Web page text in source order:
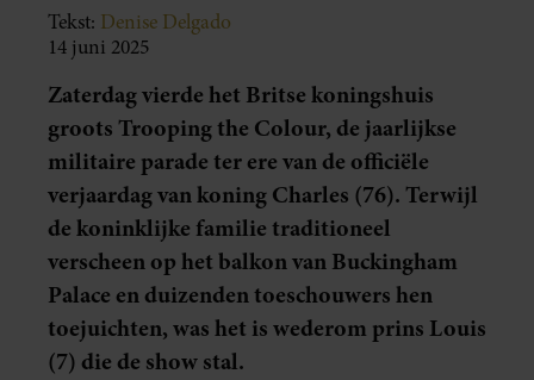
Tekst: Denise Delgado
14 juni 2025
Zaterdag vierde het Britse koningshuis
groots Trooping the Colour, de jaarlijkse
militaire parade ter ere van de officiële
verjaardag van koning Charles (76). Terwijl
de koninklijke familie traditioneel
verscheen op het balkon van Buckingham
Palace en duizenden toeschouwers hen
toejuichten, was het is wederom prins Louis
(7) die de show stal.